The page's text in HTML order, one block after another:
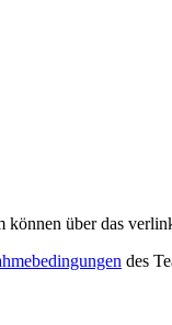
können über das
des